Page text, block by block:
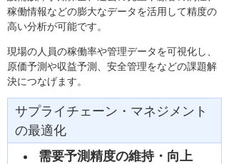
稼働情報などの膨大なデータを活用して精度の
高い分析が可能です。
現場の人員の稼働率や管理データを可視化し、
原価予測や収益予測、安全管理をなどの課題解
決につなげます。
サプライチェーン・マネジメント
の最適化
需要予測精度の維持・向上